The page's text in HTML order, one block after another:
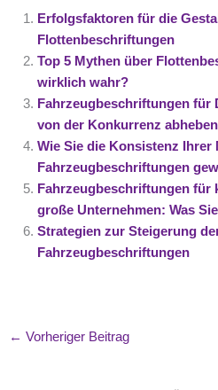
Erfolgsfaktoren für die
Flottenbeschriftungen
Top 5 Mythen über
wirklich wahr?
Fahrzeugbeschriftungen für
von der Konkurrenz abheben
Wie Sie die Konsistenz
Fahrzeugbeschriftungen
Fahrzeugbeschriftungen für
große Unternehmen: Was
Strategien zur Steigerung
Fahrzeugbeschriftungen
← Vorheriger Beitrag